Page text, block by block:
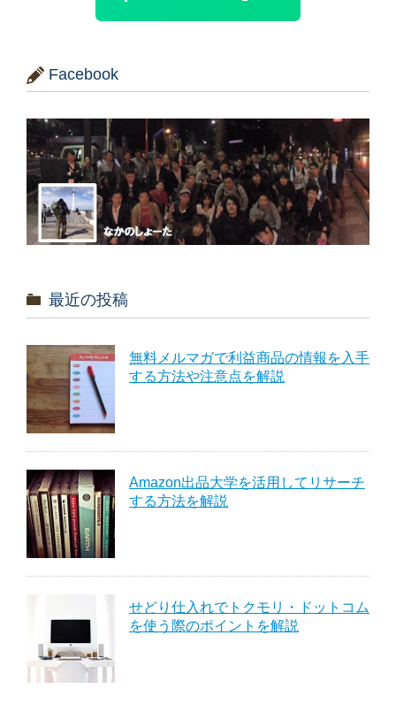
Facebook
最近の投稿
無料メルマガで利益商品の情報を入手
する方法や注意点を解説
Amazon出品大学を活用してリサーチ
する方法を解説
せどり仕入れでトクモリ・ドットコム
を使う際のポイントを解説